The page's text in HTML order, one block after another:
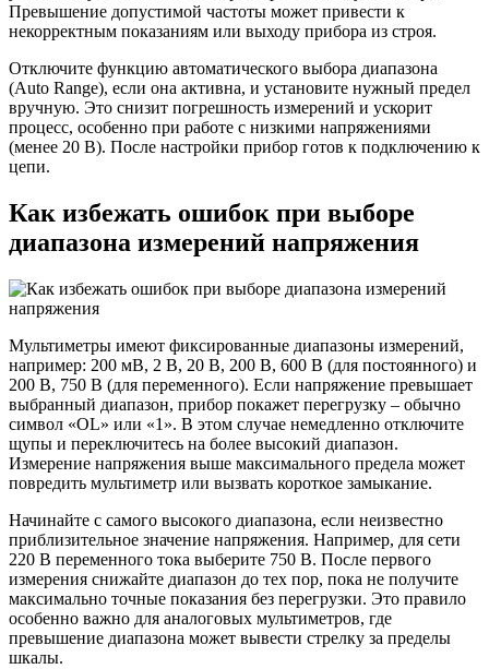
Превышение допустимой частоты может привести к
некорректным показаниям или выходу прибора из строя.
Отключите функцию автоматического выбора диапазона
(Auto Range), если она активна, и установите нужный предел
вручную. Это снизит погрешность измерений и ускорит
процесс, особенно при работе с низкими напряжениями
(менее 20 В). После настройки прибор готов к подключению к
цепи.
Как избежать ошибок при выборе
диапазона измерений напряжения
Мультиметры имеют фиксированные диапазоны измерений,
например: 200 мВ, 2 В, 20 В, 200 В, 600 В (для постоянного) и
200 В, 750 В (для переменного). Если напряжение превышает
выбранный диапазон, прибор покажет перегрузку – обычно
символ «OL» или «1». В этом случае немедленно отключите
щупы и переключитесь на более высокий диапазон.
Измерение напряжения выше максимального предела может
повредить мультиметр или вызвать короткое замыкание.
Начинайте с самого высокого диапазона, если неизвестно
приблизительное значение напряжения. Например, для сети
220 В переменного тока выберите 750 В. После первого
измерения снижайте диапазон до тех пор, пока не получите
максимально точные показания без перегрузки. Это правило
особенно важно для аналоговых мультиметров, где
превышение диапазона может вывести стрелку за пределы
шкалы.